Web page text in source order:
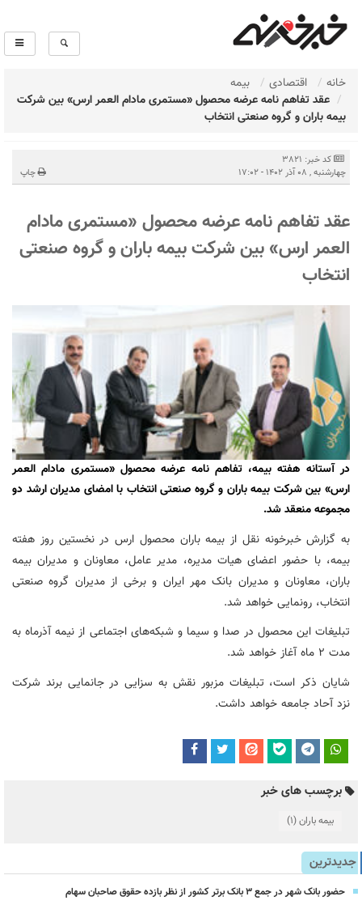
خانه اقتصادی
بیمه
عقد تفاهم نامه عرضه محصول «مستمری مادام العمر ارس» بین شرکت
بیمه باران و گروه صنعتی انتخاب
کد خبر: 3821
چهارشنبه , 08 آذر 1402 - 17:02
چاپ
عقد تفاهم نامه عرضه محصول «مستمری مادام
العمر ارس» بین شرکت بیمه باران و گروه صنعتی
انتخاب
در آستانه هفته بیمه، تفاهم نامه عرضه محصول «مستمری مادام العمر
ارس» بین شرکت بیمه باران و گروه صنعتی انتخاب با امضای مدیران ارشد دو
مجموعه منعقد شد.
به گزارش خبرخونه نقل از بیمه باران محصول ارس در نخستین روز هفته
بیمه، با حضور اعضای هیات مدیره، مدیر عامل، معاونان و مدیران بیمه
باران، معاونان و مدیران بانک مهر ایران و برخی از مدیران گروه صنعتی
انتخاب، رونمایی خواهد شد.
تبلیغات این محصول در صدا و سیما و شبکه‌های اجتماعی از نیمه آذرماه به
مدت 2 ماه آغاز خواهد شد.
شایان ذکر است، تبلیغات مزبور نقش به سزایی در جانمایی برند شرکت
نزد آحاد جامعه خواهد داشت.
برچسب های خبر
بیمه باران(1)
جدیدترین
حضور بانک شهر در جمع ۳ بانک برتر کشور از نظر بازده حقوق صاحبان سهام